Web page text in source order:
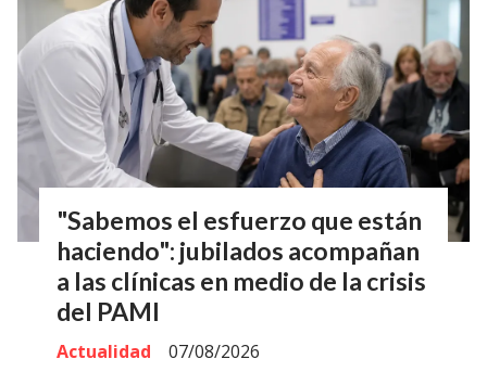
"Sabemos el esfuerzo que están
haciendo": jubilados acompañan
a las clínicas en medio de la crisis
del PAMI
Actualidad
07/08/2026